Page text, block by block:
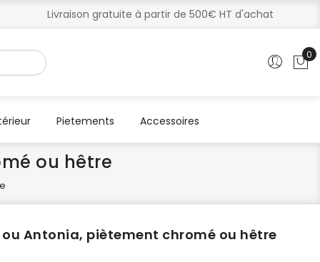
Livraison gratuite à partir de 500€ HT d'achat
0
Pietements Accessoires
ou hêtre
Antonia, piètement chromé ou hêtre